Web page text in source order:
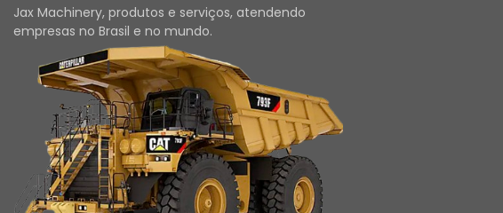
Jax Machinery, produtos e serviços, atendendo
empresas no Brasil e no mundo.